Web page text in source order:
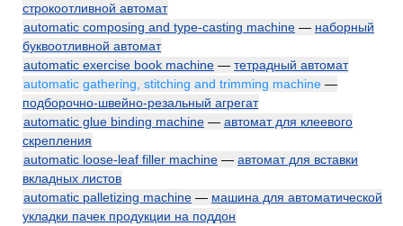
строкоотливной автомат
automatic composing and type-casting machine — наборный
буквоотливной автомат
automatic exercise book machine — тетрадный автомат
automatic gathering, stitching and trimming machine —
подборочно-швейно-резальный агрегат
automatic glue binding machine — автомат для клеевого
скрепления
automatic loose-leaf filler machine — автомат для вставки
вкладных листов
automatic palletizing machine — машина для автоматической
укладки пачек продукции на поддон